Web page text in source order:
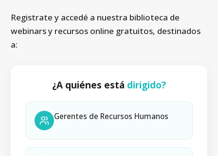
Registrate y accedé a nuestra biblioteca de
webinars y recursos online gratuitos, destinados
a:
¿A quiénes está dirigido?
Gerentes de Recursos Humanos